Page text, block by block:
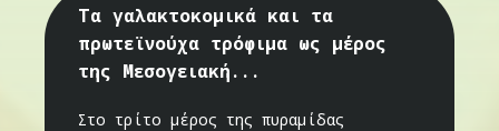
Τα γαλακτοκομικά και τα
πρωτεϊνούχα τρόφιμα ως μέρος
της Μεσογειακή...
Στο τρίτο μέρος της πυραμίδας